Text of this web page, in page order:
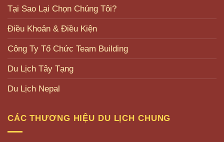
Tại Sao Lại Chọn Chúng Tôi?
Điều Khoản & Điều Kiện
Công Ty Tổ Chức Team Building
Du Lịch Tây Tạng
Du Lịch Nepal
CÁC THƯƠNG HIỆU DU LỊCH CHUNG